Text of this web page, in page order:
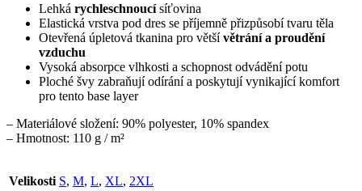
Lehká rychleschnoucísíťovina
Elastická vrstva pod dres se příjemně přizpůsobí tvaru těla
Otevřená úpletová tkanina pro většívětrání a proudění
vzduchu
Vysoká absorpce vlhkosti a schopnost odvádění potu
Ploché švy zabraňují odírání a poskytují vynikající komfort
pro tento base layer
– Materiálové složení: 90% polyester, 10% spandex
– Hmotnost: 110 g / m²
Velikosti S, M, L, XL, 2XL